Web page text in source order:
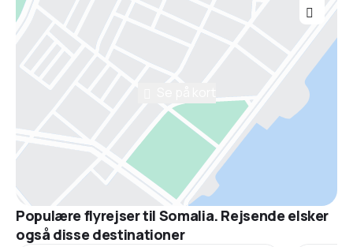
Populære flyrejser til Somalia. Rejsende elsker
også disse destinationer